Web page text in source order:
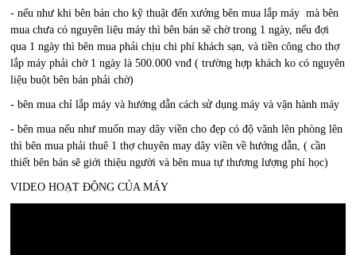
- nếu như khi bên bán cho kỹ thuật đến xưởng bên mua lắp máy mà bên
mua chưa có nguyên liệu máy thì bên bán sẽ chờ trong 1 ngày, nếu đợi
qua 1 ngày thì bên mua phải chịu chi phí khách sạn, và tiền công cho thợ
lắp máy phải chờ 1 ngày là 500.000 vnđ ( trường hợp khách ko có nguyên
liệu buột bên bán phải chờ)
- bên mua chỉ lắp máy và hướng dẫn cách sử dụng máy và vận hành máy
- bên mua nếu như muốn may dây viền cho đẹp có độ vãnh lên phòng lên
thì bên mua phải thuê 1 thợ chuyên may dây viền về hướng dẫn, ( cần
thiết bên bán sẽ giới thiệu người và bên mua tự thương lượng phí học)
VIDEO HOẠT ĐỘNG CỦA MÁY